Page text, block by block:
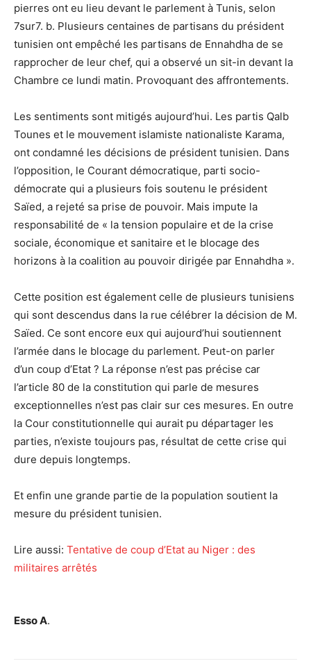
pierres ont eu lieu devant le parlement à Tunis, selon
7sur7. b. Plusieurs centaines de partisans du président
tunisien ont empêché les partisans de Ennahdha de se
rapprocher de leur chef, qui a observé un sit-in devant la
Chambre ce lundi matin. Provoquant des affrontements.
Les sentiments sont mitigés aujourd’hui. Les partis Qalb
Tounes et le mouvement islamiste nationaliste Karama,
ont condamné les décisions de président tunisien. Dans
l’opposition, le Courant démocratique, parti socio-
démocrate qui a plusieurs fois soutenu le président
Saïed, a rejeté sa prise de pouvoir. Mais impute la
responsabilité de « la tension populaire et de la crise
sociale, économique et sanitaire et le blocage des
horizons à la coalition au pouvoir dirigée par Ennahdha ».
Cette position est également celle de plusieurs tunisiens
qui sont descendus dans la rue célébrer la décision de M.
Saïed. Ce sont encore eux qui aujourd’hui soutiennent
l’armée dans le blocage du parlement. Peut-on parler
d’un coup d’Etat ? La réponse n’est pas précise car
l’article 80 de la constitution qui parle de mesures
exceptionnelles n’est pas clair sur ces mesures. En outre
la Cour constitutionnelle qui aurait pu départager les
parties, n’existe toujours pas, résultat de cette crise qui
dure depuis longtemps.
Et enfin une grande partie de la population soutient la
mesure du président tunisien.
Lire aussi: Tentative de coup d’Etat au Niger : des
militaires arrêtés
Esso A.